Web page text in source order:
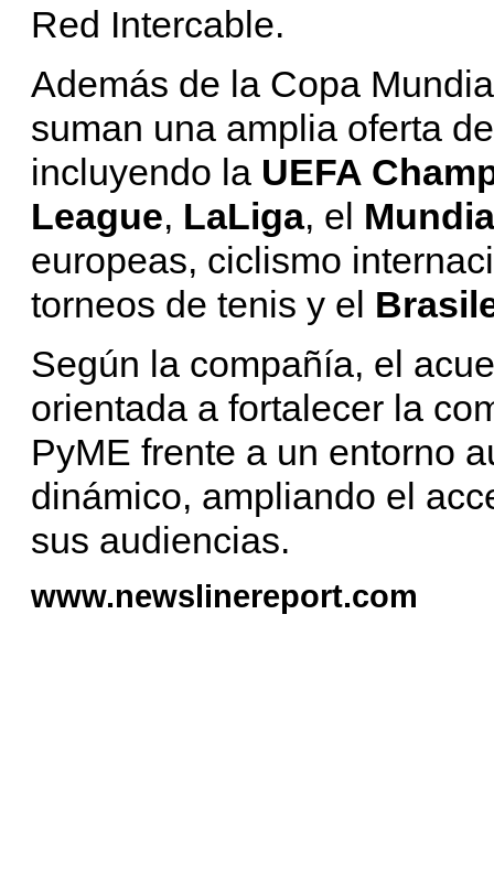
Red Intercable.
Además de la Copa
suman una amplia oferta
incluyendo la UEFA
League, LaLiga, el
europeas, ciclismo
torneos de tenis y el
Según la compañía, el
orientada a fortalecer la
PyME frente a un entorno
dinámico, ampliando el
sus audiencias.
www.newslinereport.com